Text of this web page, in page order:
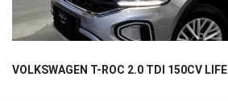
VOLKSWAGEN T-ROC 2.0 TDI 150CV LIFE